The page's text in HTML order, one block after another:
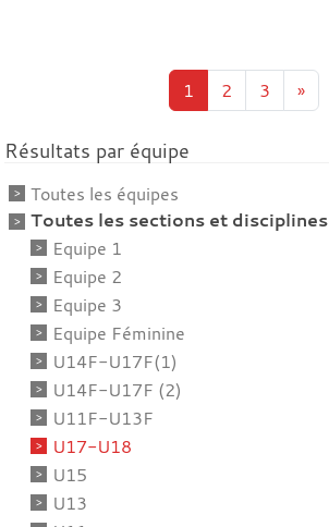
1 2 3 »
Résultats par équipe
Toutes les équipes
Toutes les sections et disciplines
Equipe 1
Equipe 2
Equipe 3
Equipe Féminine
U14F-U17F(1)
U14F-U17F (2)
U11F-U13F
U17-U18
U15
U13